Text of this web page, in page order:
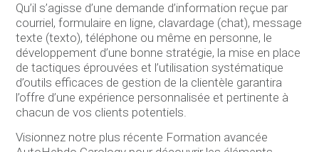
Qu’il s’agisse d’une demande d’information reçue par
courriel, formulaire en ligne, clavardage (chat), message
texte (texto), téléphone ou même en personne, le
développement d’une bonne stratégie, la mise en place
de tactiques éprouvées et l’utilisation systématique
d’outils efficaces de gestion de la clientèle garantira
l’offre d’une expérience personnalisée et pertinente à
chacun de vos clients potentiels.
Visionnez notre plus récente Formation avancée